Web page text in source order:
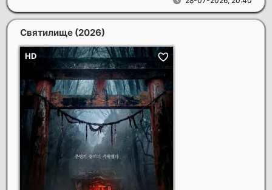
Святилище (2026)